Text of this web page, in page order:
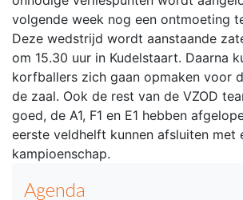
volgende week nog een ontmoeting
Deze wedstrijd wordt aanstaande
om 15.30 uur in Kudelstaart. Daarna
korfballers zich gaan opmaken voor
de zaal. Ook de rest van de VZOD
goed, de A1, F1 en E1 hebben
eerste veldhelft kunnen afsluiten met
kampioenschap.
Agenda